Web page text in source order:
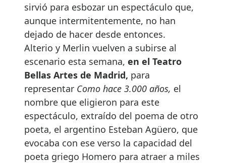
sirvió para esbozar un espectáculo que,
aunque intermitentemente, no han
dejado de hacer desde entonces.
Alterio y Merlin vuelven a subirse al
escenario esta semana, en el Teatro
Bellas Artes de Madrid, para
representar Como hace 3.000 años, el
nombre que eligieron para este
espectáculo, extraído del poema de otro
poeta, el argentino Esteban Agüero, que
evocaba con ese verso la capacidad del
poeta griego Homero para atraer a miles